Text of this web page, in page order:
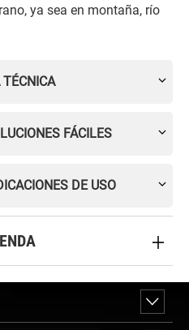
ya sea en montaña, río
TÉCNICA
FÁCILES
DE USO